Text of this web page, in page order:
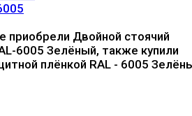
приобрели Двойной стоячий
6005 Зелёный, также купили